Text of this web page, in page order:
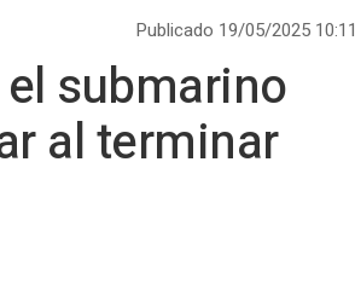
Publicado 19/05/2025 10:11
el submarino
al terminar